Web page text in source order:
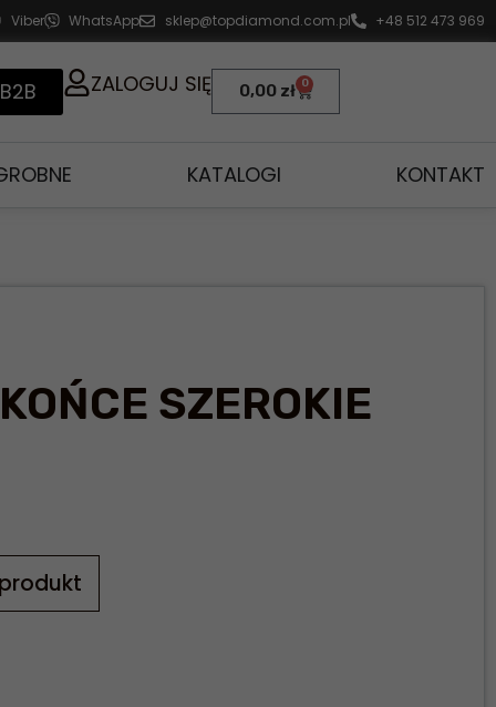
Viber WhatsApp sklep@topdiamond.com.pl +48 512 473 969
ZALOGUJ SIĘ 0,00 zł 0
KATALOGI KONTAKT
SZEROKIE